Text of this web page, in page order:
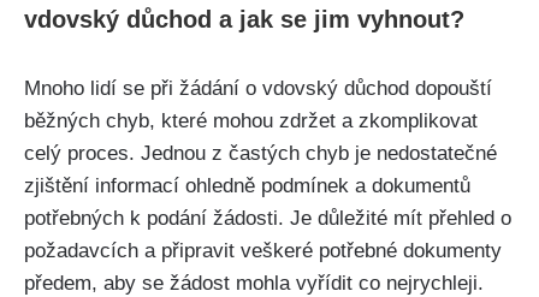
vdovský důchod a jak se jim vyhnout?
Mnoho lidí se při žádání o vdovský důchod dopouští
běžných chyb, které mohou zdržet a zkomplikovat
celý proces. Jednou z častých chyb je nedostatečné
zjištění informací ohledně podmínek a dokumentů
potřebných k podání žádosti. Je důležité mít přehled o
požadavcích a připravit veškeré potřebné dokumenty
předem, aby se žádost mohla vyřídit co nejrychleji.